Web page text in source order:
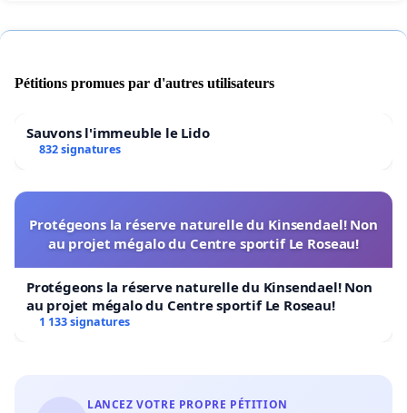
Pétitions promues par d'autres utilisateurs
Sauvons l'immeuble le Lido
832 signatures
Protégeons la réserve naturelle du Kinsendael! Non
au projet mégalo du Centre sportif Le Roseau!
Protégeons la réserve naturelle du Kinsendael! Non
au projet mégalo du Centre sportif Le Roseau!
1 133 signatures
LANCEZ VOTRE PROPRE PÉTITION